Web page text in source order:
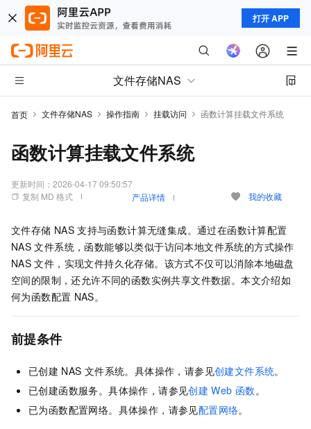
打开 APP
文件存储NAS
首页 文件存储NAS 操作指南 挂载访问 函数计算挂载文件系统
函数计算挂载文件系统
更新时间： 2026-04-17 09:50:57
复制 MD 格式
产品详情 我的收藏
文件存储 NAS 支持与函数计算无缝集成。通过在函数计算配置
NAS 文件系统，函数能够以类似于访问本地文件系统的方式操作
NAS 文件，实现文件持久化存储。该方式不仅可以消除本地磁盘
空间的限制，还允许不同的函数实例共享文件数据。本文介绍如
何为函数配置 NAS。
前提条件
已创建 NAS 文件系统。具体操作，请参见创建文件系统。
已创建函数服务。具体操作，请参见创建 Web 函数。
已为函数配置网络。具体操作，请参见配置网络。